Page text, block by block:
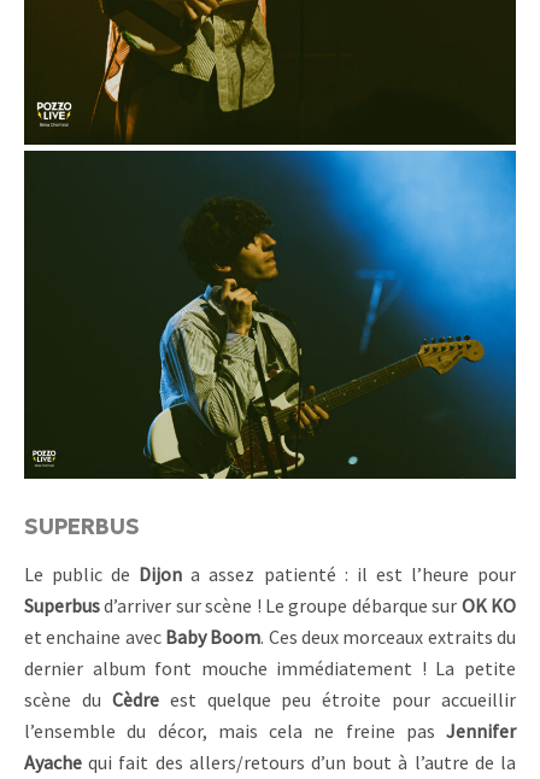
SUPERBUS
Le public de Dijon a assez patienté : il est l’heure pour
Superbusd’arriver sur scène ! Le groupe débarque sur OK KO
et enchaine avec Baby Boom. Ces deux morceaux extraits du
dernier album font mouche immédiatement ! La petite
scène du Cèdreest quelque peu étroite pour accueillir
l’ensemble du décor, mais cela ne freine pas Jennifer
Ayache qui fait des allers/retours d’un bout à l’autre de la